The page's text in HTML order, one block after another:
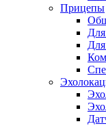
Прицепы